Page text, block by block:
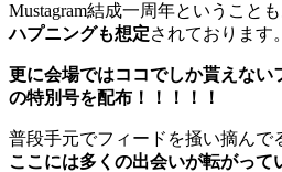
Mustagram結成一周年ということ
ハプニングも想定されております。
更に会場ではココでしか貰えない
の特別号を配布！！！！！
普段手元でフィードを掻い摘んで
ここには多くの出会いが転がって